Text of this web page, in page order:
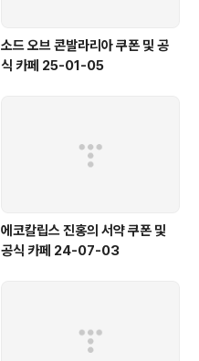
소드 오브 콘발라리아 쿠폰 및 공
식 카페 25-01-05
에코칼립스 진홍의 서약 쿠폰 및
공식 카페 24-07-03